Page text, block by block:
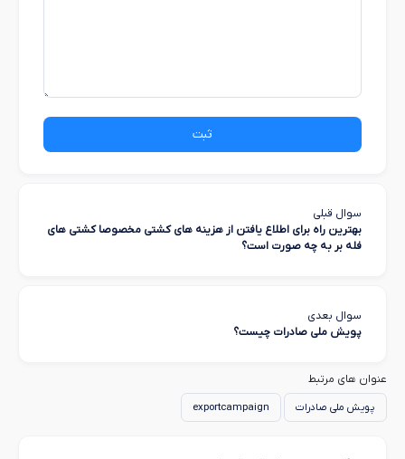
ثبت
سوال قبلی
بهترین راه برای اطلاع یافتن از هزینه های کشتی مخصوصا کشتی های
فله بر به چه صورت است؟
سوال بعدی
پویش ملی صادرات چیست؟
عنوان های مرتبط
پویش ملی صادرات exportcampaign